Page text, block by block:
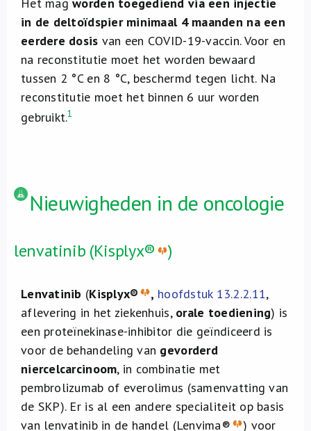
in de deltoïdspier minimaal 4 maanden na een
eerdere dosis van een COVID-19-vaccin. Voor en
na reconstitutie moet het worden bewaard
tussen 2 °C en 8 °C, beschermd tegen licht. Na
reconstitutie moet het binnen 6 uur worden
gebruikt.1
Nieuwigheden in de oncologie
lenvatinib (Kisplyx® )
Lenvatinib (Kisplyx® , hoofdstuk 13.2.2.11,
aflevering in het ziekenhuis, orale toediening) is
een proteïnekinase-inhibitor die geïndiceerd is
voor de behandeling van gevorderd
niercelcarcinoom, in combinatie met
pembrolizumab of everolimus (samenvatting van
de SKP). Er is al een andere specialiteit op basis
van lenvatinib in de handel (Lenvima®
) voor